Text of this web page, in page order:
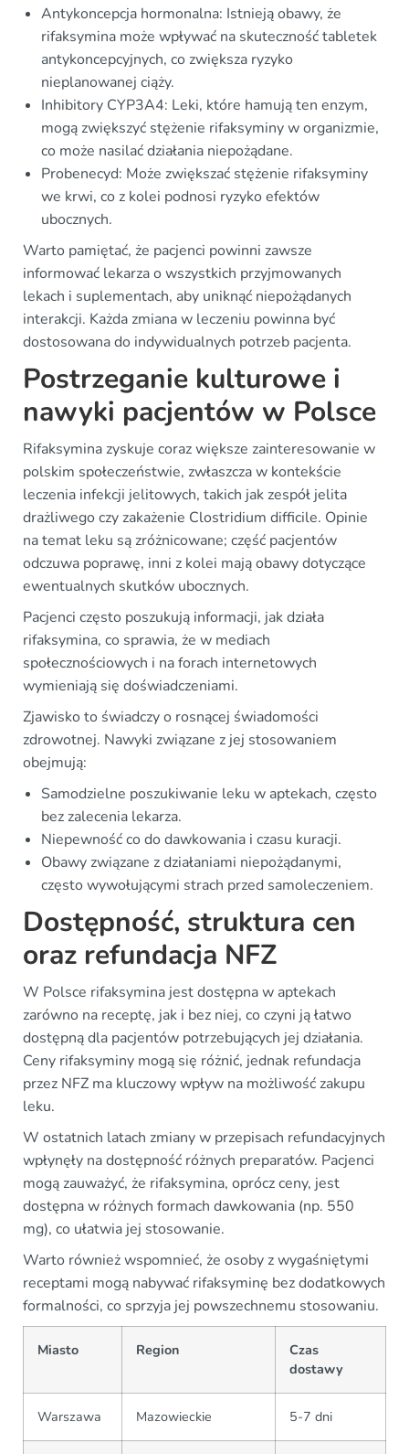
Antykoncepcja hormonalna: Istnieją obawy, że
rifaksymina może wpływać na skuteczność tabletek
antykoncepcyjnych, co zwiększa ryzyko
nieplanowanej ciąży.
Inhibitory CYP3A4: Leki, które hamują ten enzym,
mogą zwiększyć stężenie rifaksyminy w organizmie,
co może nasilać działania niepożądane.
Probenecyd: Może zwiększać stężenie rifaksyminy
we krwi, co z kolei podnosi ryzyko efektów
ubocznych.
Warto pamiętać, że pacjenci powinni zawsze
informować lekarza o wszystkich przyjmowanych
lekach i suplementach, aby uniknąć niepożądanych
interakcji. Każda zmiana w leczeniu powinna być
dostosowana do indywidualnych potrzeb pacjenta.
Postrzeganie kulturowe i
nawyki pacjentów w Polsce
Rifaksymina zyskuje coraz większe zainteresowanie w
polskim społeczeństwie, zwłaszcza w kontekście
leczenia infekcji jelitowych, takich jak zespół jelita
drażliwego czy zakażenie Clostridium difficile. Opinie
na temat leku są zróżnicowane; część pacjentów
odczuwa poprawę, inni z kolei mają obawy dotyczące
ewentualnych skutków ubocznych.
Pacjenci często poszukują informacji, jak działa
rifaksymina, co sprawia, że w mediach
społecznościowych i na forach internetowych
wymieniają się doświadczeniami.
Zjawisko to świadczy o rosnącej świadomości
zdrowotnej. Nawyki związane z jej stosowaniem
obejmują:
Samodzielne poszukiwanie leku w aptekach, często
bez zalecenia lekarza.
Niepewność co do dawkowania i czasu kuracji.
Obawy związane z działaniami niepożądanymi,
często wywołującymi strach przed samoleczeniem.
Dostępność, struktura cen
oraz refundacja NFZ
W Polsce rifaksymina jest dostępna w aptekach
zarówno na receptę, jak i bez niej, co czyni ją łatwo
dostępną dla pacjentów potrzebujących jej działania.
Ceny rifaksyminy mogą się różnić, jednak refundacja
przez NFZ ma kluczowy wpływ na możliwość zakupu
leku.
W ostatnich latach zmiany w przepisach refundacyjnych
wpłynęły na dostępność różnych preparatów. Pacjenci
mogą zauważyć, że rifaksymina, oprócz ceny, jest
dostępna w różnych formach dawkowania (np. 550
mg), co ułatwia jej stosowanie.
Warto również wspomnieć, że osoby z wygaśniętymi
receptami mogą nabywać rifaksyminę bez dodatkowych
formalności, co sprzyja jej powszechnemu stosowaniu.
Miasto Region
Czas
dostawy
Warszawa Mazowieckie 5-7 dni